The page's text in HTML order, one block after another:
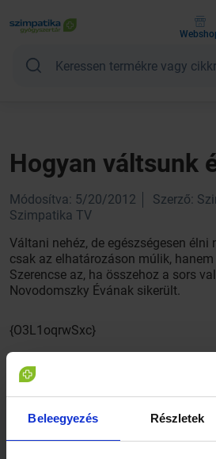
Beleegyezés Részletek
Hogyan váltsunk
Módosítva: 5/20/2012 Szerző:
Szimpatika TV
Váltani nehéz, de egészségesen élni
csak az elhatározáson múlik, hanem
Szerencse az, ha összehoz a sors
Novodomszky Évának sikerült.
{O3L1oqrwSxc}